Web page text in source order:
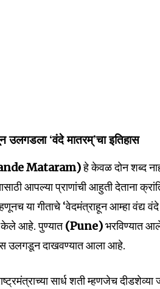
उलगडला ‘वंदे मातरम्’चा इतिहास
Mataram)हे केवळ दोन शब्द
आपल्या प्राणांची आहुती देताना
या गीताचे ‘वेदमंत्राहून आम्हा वंद्य
केले आहे. पुण्यात(Pune)भरविण्यात
उलगडून दाखवण्यात आला आहे.
सार्ध शती म्हणजेच